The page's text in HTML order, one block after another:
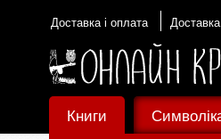
Доставка і оплата
Книги